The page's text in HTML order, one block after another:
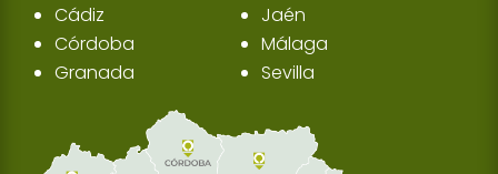
Cádiz
Córdoba
Granada
Jaén
Málaga
Sevilla